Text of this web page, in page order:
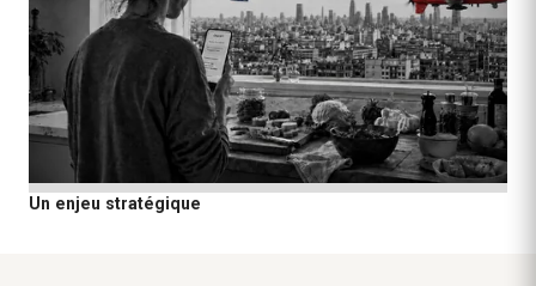
Un enjeu stratégique